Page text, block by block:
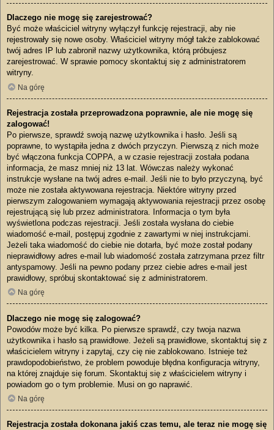
Dlaczego nie mogę się zarejestrować?
Być może właściciel witryny wyłączył funkcję rejestracji, aby nie
rejestrowały się nowe osoby. Właściciel witryny mógł także zablokować
twój adres IP lub zabronił nazwy użytkownika, którą próbujesz
zarejestrować. W sprawie pomocy skontaktuj się z administratorem
witryny.
Na górę
Rejestracja została przeprowadzona poprawnie, ale nie mogę się
zalogować!
Po pierwsze, sprawdź swoją nazwę użytkownika i hasło. Jeśli są
poprawne, to wystąpiła jedna z dwóch przyczyn. Pierwszą z nich może
być włączona funkcja COPPA, a w czasie rejestracji została podana
informacja, że masz mniej niż 13 lat. Wówczas należy wykonać
instrukcje wysłane na twój adres e-mail. Jeśli nie to było przyczyną, być
może nie została aktywowana rejestracja. Niektóre witryny przed
pierwszym zalogowaniem wymagają aktywowania rejestracji przez osobę
rejestrującą się lub przez administratora. Informacja o tym była
wyświetlona podczas rejestracji. Jeśli została wysłana do ciebie
wiadomość e-mail, postępuj zgodnie z zawartymi w niej instrukcjami.
Jeżeli taka wiadomość do ciebie nie dotarła, być może został podany
nieprawidłowy adres e-mail lub wiadomość została zatrzymana przez filtr
antyspamowy. Jeśli na pewno podany przez ciebie adres e-mail jest
prawidłowy, spróbuj skontaktować się z administratorem.
Na górę
Dlaczego nie mogę się zalogować?
Powodów może być kilka. Po pierwsze sprawdź, czy twoja nazwa
użytkownika i hasło są prawidłowe. Jeżeli są prawidłowe, skontaktuj się z
właścicielem witryny i zapytaj, czy cię nie zablokowano. Istnieje też
prawdopodobieństwo, że problem powoduje błędna konfiguracja witryny,
na której znajduje się forum. Skontaktuj się z właścicielem witryny i
powiadom go o tym problemie. Musi on go naprawić.
Na górę
Rejestracja została dokonana jakiś czas temu, ale teraz nie mogę się